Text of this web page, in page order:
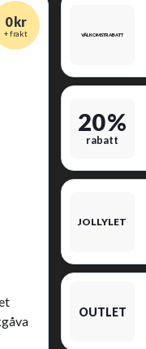
0 kr
+ frakt VÄLKOMSTRABATT
20 %
rabatt
JOLLYLET
OUTLET